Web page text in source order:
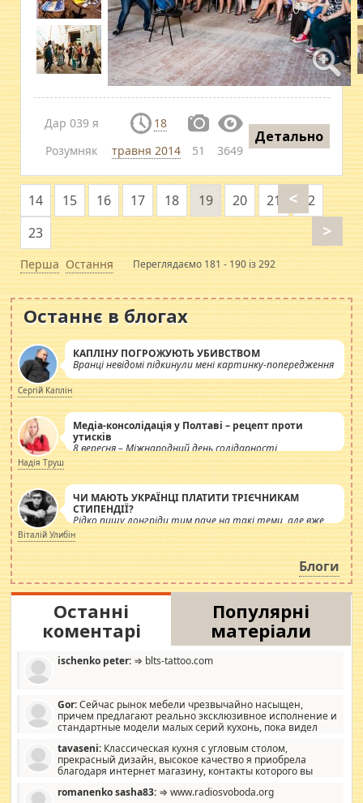
Дар 039 я
Розумняк
18
травня 2014
51 3649
Детально
Перша
<
14 15 16 17 18 19 20 21
22
23
>
Остання Переглядаємо 181 - 190 із 292
Останнє в блогах
КАПЛІНУ ПОГРОЖУЮТЬ УБИВСТВОМ
Вранці невідомі підкинули мені картинку-попередження
Сергій Каплін
Медіа-консолідація у Полтаві – рецепт проти
утисків
8 вересня – Міжнародний день солідарності
журналістів.
Надія Труш
ЧИ МАЮТЬ УКРАЇНЦІ ПЛАТИТИ ТРІЄЧНИКАМ
СТИПЕНДІЇ?
Рідко пишу лонгріди тим паче на такі теми, але вже
просто дістало! Обурюють сьогоднішні інсенуації
навколо стипендіального питання. Штучно
роздувається ще одна соціальна катастрофа.
Віталій Улибін
Блоги
Останні
коментарі
Популярні
матеріали
ischenko peter: ⇒ blts-tattoo.com
Gor:Сейчас рынок мебели чрезвычайно насыщен,
причем предлагают реально эксклюзивное исполнение и
стандартные модели малых серий кухонь, пока видел
стандартные формы, в MebelOk, креативненько и что главное -
со вкусом все в порядке, без ненужных наворотов удорожающих
мебель, а это не последний фактор.
tavaseni: Классическая кухня с угловым столом,
прекрасный дизайн, высокое качество я приобрела
благодаря интернет магазину, контакты которого вы
romanenko sasha83: ⇒ www.radiosvoboda.org